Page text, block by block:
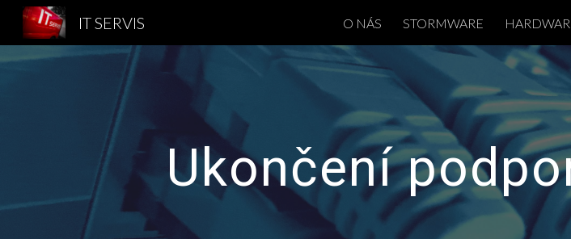
Skip to main content
IT SERVIS O NÁS STORMWARE
Ukončení